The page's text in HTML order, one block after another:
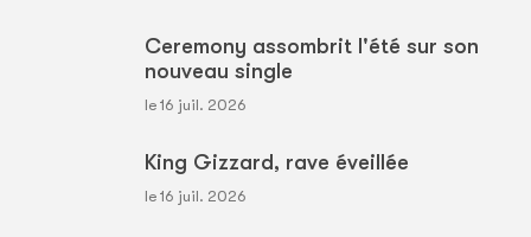
Ceremony assombrit l'été sur son
nouveau single
le 16 juil. 2026
King Gizzard, rave éveillée
le 16 juil. 2026